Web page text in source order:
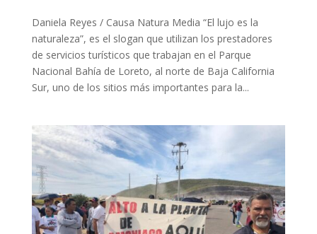
Daniela Reyes / Causa Natura Media “El lujo es la
naturaleza”, es el slogan que utilizan los prestadores
de servicios turísticos que trabajan en el Parque
Nacional Bahía de Loreto, al norte de Baja California
Sur, uno de los sitios más importantes para la...